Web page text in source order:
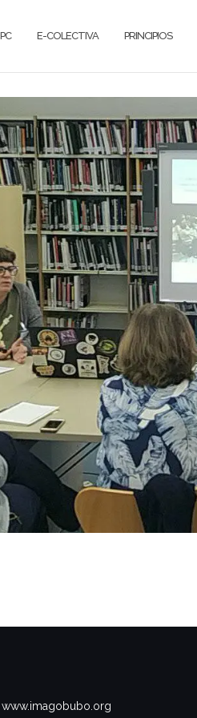
E-COLECTIVA PRINCIPIOS
www.imagobubo.org